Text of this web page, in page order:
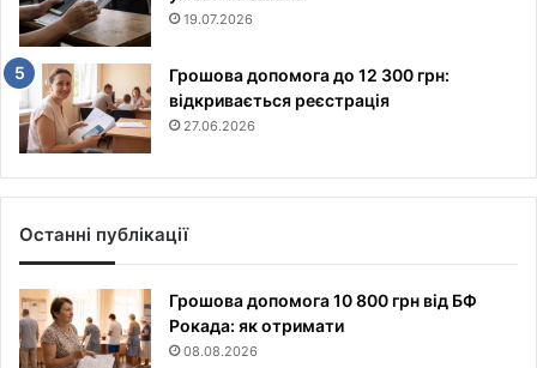
19.07.2026
Грошова допомога до 12 300 грн:
відкривається реєстрація
27.06.2026
Останні публікації
Грошова допомога 10 800 грн від БФ
Рокада: як отримати
08.08.2026